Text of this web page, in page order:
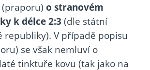
(praporu)o stranovém
k délce 2:3 (dle státní
republiky). V případě popisu
se však nemluví o
tinktuře kovu (tak jako na